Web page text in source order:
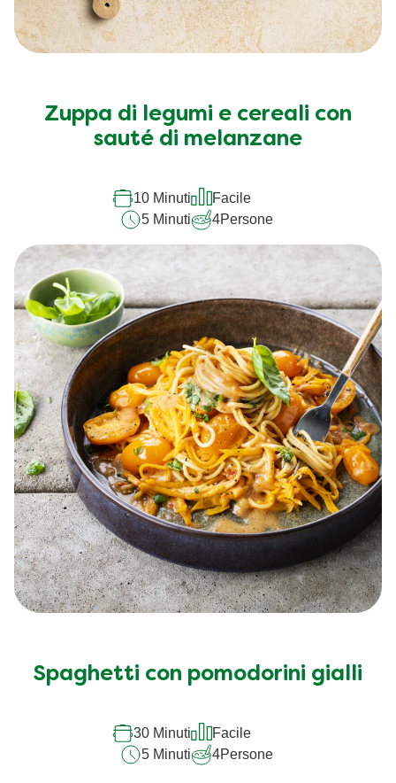
Zuppa di legumi e cereali con
sauté di melanzane
10 Minuti
Facile
5 Minuti
4Persone
Spaghetti con pomodorini gialli
30 Minuti
Facile
5 Minuti
4Persone